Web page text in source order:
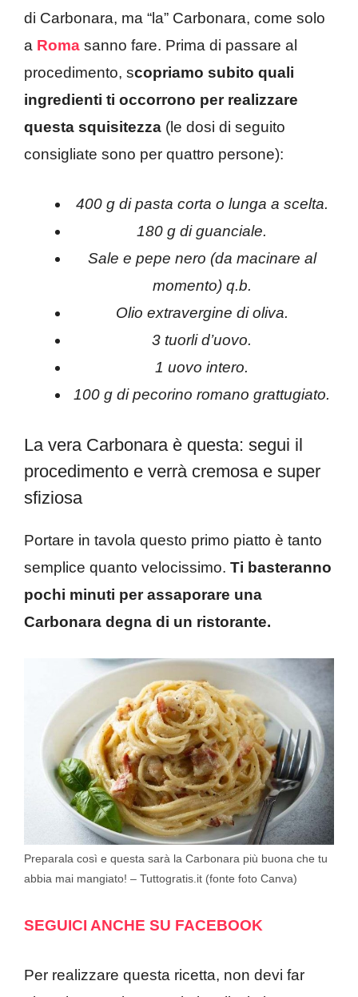
di Carbonara, ma “la” Carbonara, come solo
a Roma sanno fare. Prima di passare al
procedimento, scopriamo subito quali
ingredienti ti occorrono per realizzare
questa squisitezza (le dosi di seguito
consigliate sono per quattro persone):
400 g di pasta corta o lunga a scelta.
180 g di guanciale.
Sale e pepe nero (da macinare al
momento) q.b.
Olio extravergine di oliva.
3 tuorli d’uovo.
1 uovo intero.
100 g di pecorino romano grattugiato.
La vera Carbonara è questa: segui il
procedimento e verrà cremosa e super
sfiziosa
Portare in tavola questo primo piatto è tanto
semplice quanto velocissimo. Ti basteranno
pochi minuti per assaporare una
Carbonara degna di un ristorante.
Preparala così e questa sarà la Carbonara più buona che tu
abbia mai mangiato! – Tuttogratis.it (fonte foto Canva)
SEGUICI ANCHE SU FACEBOOK
Per realizzare questa ricetta, non devi far